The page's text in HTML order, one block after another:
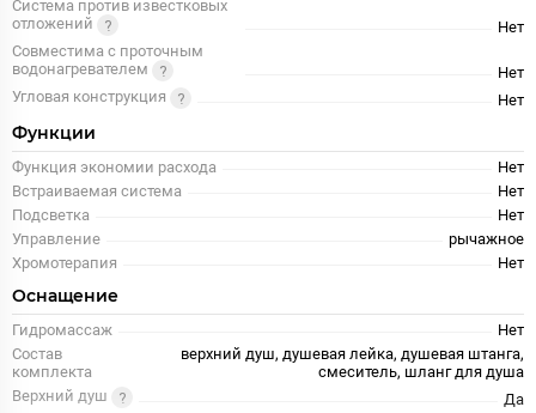
Система против известковых
отложений
Нет
Совместима с проточным
водонагревателем
Нет
Угловая конструкция
Нет
Функции
Функция экономии расхода
Нет
Встраиваемая система
Нет
Подсветка
Нет
Управление
рычажное
Хромотерапия
Нет
Оснащение
Гидромассаж
Нет
Состав
комплекта
верхний душ, душевая лейка, душевая штанга,
смеситель, шланг для душа
Верхний душ
Да